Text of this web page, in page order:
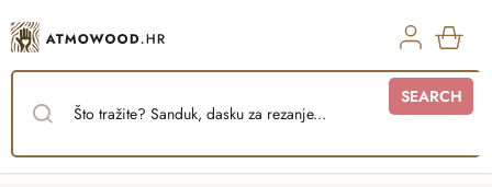
to
content
SEARCH